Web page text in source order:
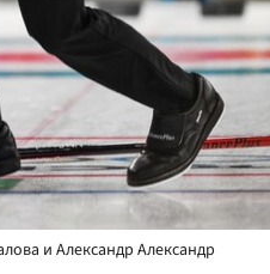
и Александр Александр